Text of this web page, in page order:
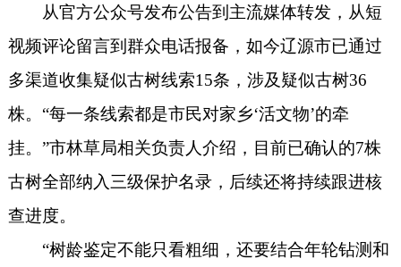
从官方公众号发布公告到主流媒体转发，从短
视频评论留言到群众电话报备，如今辽源市已通过
多渠道收集疑似古树线索1 5条， 涉及疑似古树36
株。 “每一条线索都是市民对家乡‘活文物’的牵
挂。”市林草局相关负责人介绍，目前已确认的7株
古树全部纳入三级保护名录，后续还将持续跟进核
查进度。
“树龄鉴定不能只看粗细，还要结合年轮钻测和